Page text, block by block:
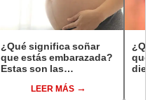
¿Qué significa soñar
que estás embarazada?
Estas son las
comunesLEER MÁS
que